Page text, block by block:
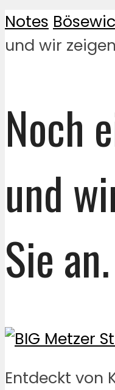
Notes
und wir
Noch
und
Sie an.
Entdeckt von